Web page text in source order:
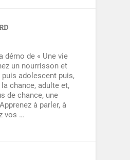
démo de « Une vie
un nourrisson et
puis adolescent puis,
chance, adulte et,
de chance, une
à parler, à
vos …